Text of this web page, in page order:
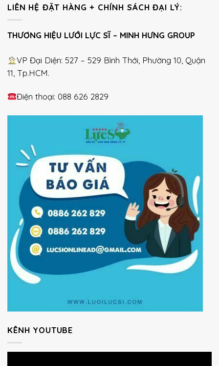
LIÊN HỆ ĐẶT HÀNG + CHÍNH SÁCH ĐẠI LÝ:
THƯƠNG HIỆU LƯỚI LỰC SĨ – MINH HƯNG GROUP
VP Đại Diện: 527 – 529 Bình Thới, Phường 10, Quận
11, Tp.HCM.
Điện thoại: 088 626 2829
KÊNH YOUTUBE